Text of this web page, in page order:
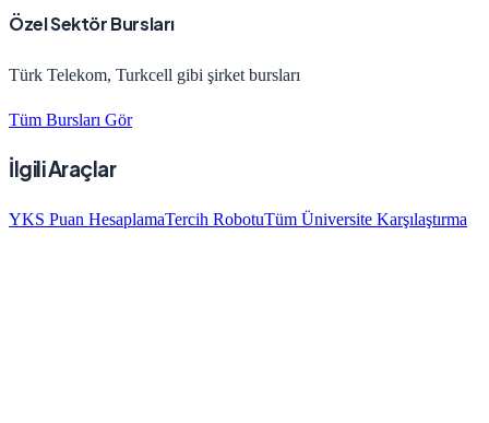
Özel Sektör Bursları
Türk Telekom, Turkcell gibi şirket bursları
Tüm Bursları Gör
İlgili Araçlar
YKS Puan HesaplamaTercih RobotuTüm Üniversite Karşılaştırma